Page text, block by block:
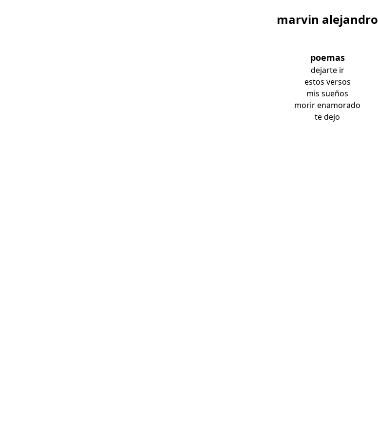
marvin alejandro
poemas
dejarte ir
estos versos
mis sueños
morir enamorado
te dejo